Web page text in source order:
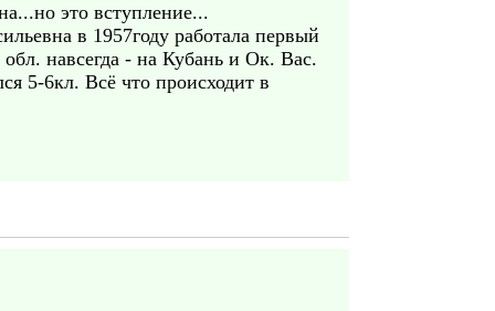
это вступление...
в 1957году работала первый
навсегда - на Кубань и Ок. Вас.
5-6кл. Всё что происходит в